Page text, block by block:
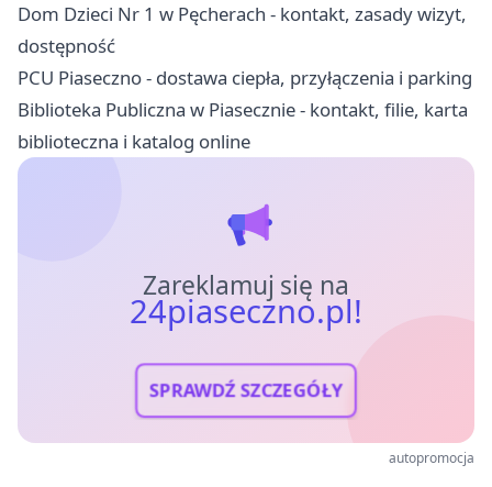
Dom Dzieci Nr 1 w Pęcherach - kontakt, zasady wizyt,
dostępność
PCU Piaseczno - dostawa ciepła, przyłączenia i parking
Biblioteka Publiczna w Piasecznie - kontakt, filie, karta
biblioteczna i katalog online
Zareklamuj się na
24piaseczno.pl!
SPRAWDŹ SZCZEGÓŁY
autopromocja